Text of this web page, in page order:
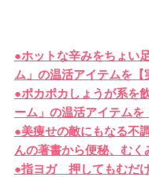
●ホットな辛みをちょい
ム」の温活アイテムを【
●ポカポカしょうが系を
ーム」の温活アイテムを
●美痩せの敵にもなる不
んの著書から便秘、む
●指ヨガ 押してもむだ